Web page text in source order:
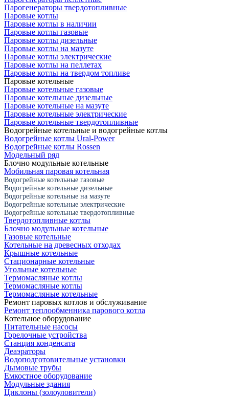
Парогенераторы твердотопливные
Паровые котлы
Паровые котлы в наличии
Паровые котлы газовые
Паровые котлы дизельные
Паровые котлы на мазуте
Паровые котлы электрические
Паровые котлы на пеллетах
Паровые котлы на твердом топливе
Паровые котельные
Паровые котельные газовые
Паровые котельные дизельные
Паровые котельные на мазуте
Паровые котельные электрические
Паровые котельные твердотопливные
Водогрейные котельные и водогрейные котлы
Водогрейные котлы Ural-Power
Водогрейные котлы Rossen
Модельный ряд
Блочно модульные котельные
Мобильная паровая котельная
Водогрейные котельные газовые
Водогрейные котельные дизельные
Водогрейные котельные на мазуте
Водогрейные котельные электрические
Водогрейные котельные твердотопливные
Твердотопливные котлы
Блочно модульные котельные
Газовые котельные
Котельные на древесных отходах
Крышные котельные
Стационарные котельные
Угольные котельные
Термомасляные котлы
Термомасляные котлы
Термомасляные котельные
Ремонт паровых котлов и обслуживание
Ремонт теплообменника парового котла
Котельное оборудование
Питательные насосы
Горелочные устройства
Станция конденсата
Деаэраторы
Водоподготовительные установки
Дымовые трубы
Емкостное оборудование
Mодульные здания
Циклоны (золоуловители)